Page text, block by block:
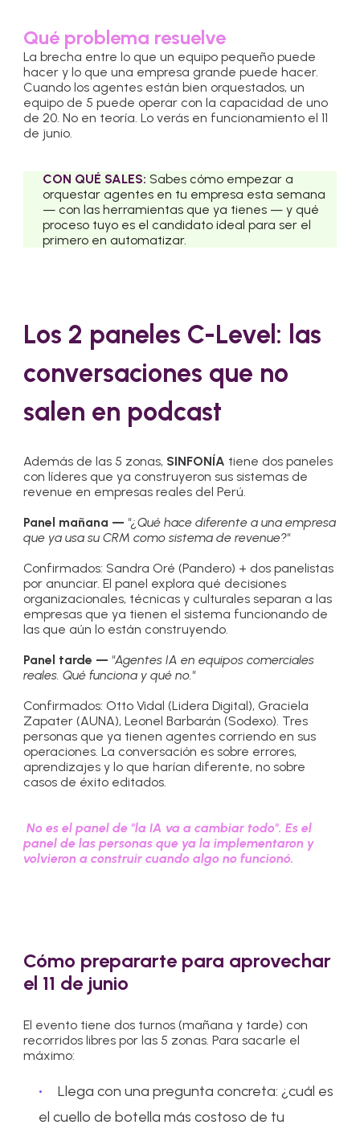
Qué problema resuelve
La brecha entre lo que un equipo pequeño puede
hacer y lo que una empresa grande puede hacer.
Cuando los agentes están bien orquestados, un
equipo de 5 puede operar con la capacidad de uno
de 20. No en teoría. Lo verás en funcionamiento el 11
de junio.
CON QUÉ SALES: Sabes cómo empezar a
orquestar agentes en tu empresa esta semana
— con las herramientas que ya tienes — y qué
proceso tuyo es el candidato ideal para ser el
primero en automatizar.
Los 2 paneles C-Level: las
conversaciones que no
salen en podcast
Además de las 5 zonas, SINFONÍA tiene dos paneles
con líderes que ya construyeron sus sistemas de
revenue en empresas reales del Perú.
Panel mañana —"¿Qué hace diferente a una empresa
que ya usa su CRM como sistema de revenue?"
Confirmados: Sandra Oré (Pandero) + dos panelistas
por anunciar. El panel explora qué decisiones
organizacionales, técnicas y culturales separan a las
empresas que ya tienen el sistema funcionando de
las que aún lo están construyendo.
Panel tarde —"Agentes IA en equipos comerciales
reales. Qué funciona y qué no."
Confirmados: Otto Vidal (Lidera Digital), Graciela
Zapater (AUNA), Leonel Barbarán (Sodexo). Tres
personas que ya tienen agentes corriendo en sus
operaciones. La conversación es sobre errores,
aprendizajes y lo que harían diferente, no sobre
casos de éxito editados.
No es el panel de "la IA va a cambiar todo". Es el
panel de las personas que ya la implementaron y
volvieron a construir cuando algo no funcionó.
Cómo prepararte para aprovechar
el 11 de junio
El evento tiene dos turnos (mañana y tarde) con
recorridos libres por las 5 zonas. Para sacarle el
máximo:
Llega con una pregunta concreta: ¿cuál es
el cuello de botella más costoso de tu